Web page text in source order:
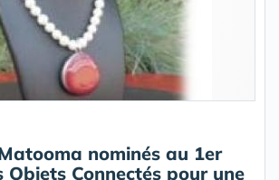
nominés au 1er
Objets Connectés pour une